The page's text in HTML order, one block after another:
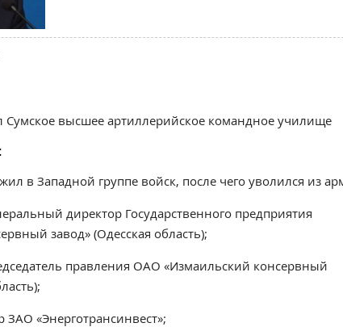
Сумское высшее артиллерийское командное училище
в Западной группе войск, после чего уволился из
директор Государственного предприятия
завод» (Одесская область);
правления ОАО «Измаильский консервный
«Энерготрансинвест»;